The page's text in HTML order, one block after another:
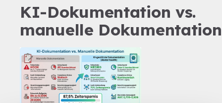
KI-Dokumentation vs.
manuelle Dokumentation